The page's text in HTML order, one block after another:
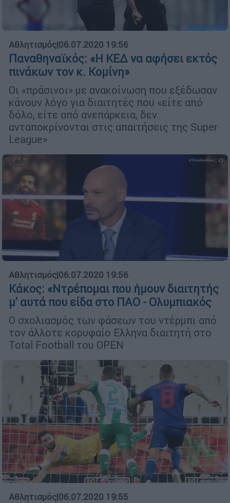
Αθλητισμός|06.07.2020 19:56
Παναθηναϊκός: «Η ΚΕΔ να αφήσει εκτός
πινάκων τον κ. Κομίνη»
Οι «πράσινοι» με ανακοίνωση που εξέδωσαν
κάνουν λόγο για διαιτητές που «είτε από
δόλο, είτε από ανεπάρκεια, δεν
ανταποκρίνονται στις απαιτήσεις της Super
League»
Αθλητισμός|06.07.2020 19:56
Κάκος: «Ντρέπομαι που ήμουν διαιτητής
μ' αυτά που είδα στο ΠΑΟ - Ολυμπιακός
Ο σχολιασμός των φάσεων του ντέρμπι από
τον άλλοτε κορυφαίο Ελληνα διαιτητή στο
Total Football του OPEN
Αθλητισμός|06.07.2020 19:55